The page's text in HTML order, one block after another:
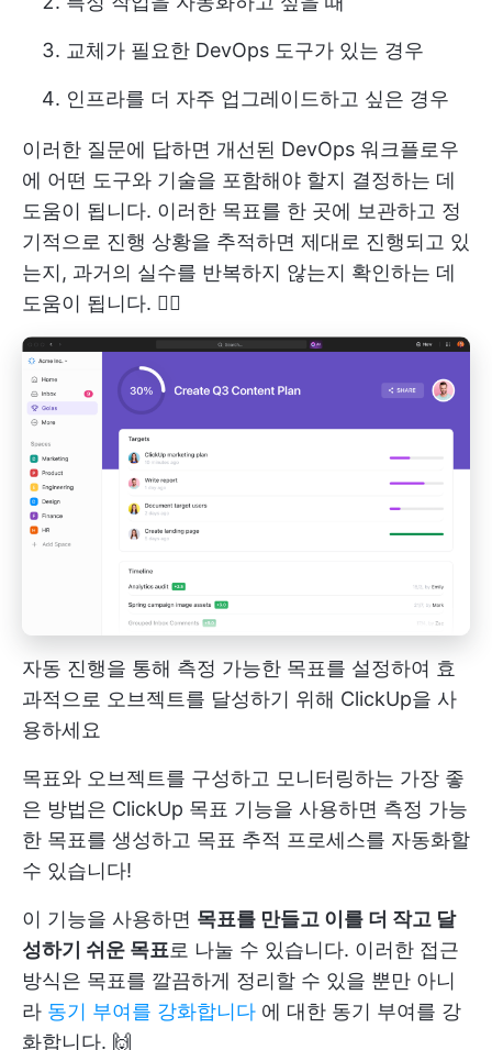
교체가 필요한 DevOps 도구가 있는 경우
인프라를 더 자주 업그레이드하고 싶은 경우
이러한 질문에 답하면 개선된 DevOps 워크플로우
에 어떤 도구와 기술을 포함해야 할지 결정하는 데
도움이 됩니다. 이러한 목표를 한 곳에 보관하고 정
기적으로 진행 상황을 추적하면 제대로 진행되고 있
는지, 과거의 실수를 반복하지 않는지 확인하는 데
도움이 됩니다. 🙅‍♀️
자동 진행을 통해 측정 가능한 목표를 설정하여 효
과적으로 오브젝트를 달성하기 위해 ClickUp을 사
용하세요
목표와 오브젝트를 구성하고 모니터링하는 가장 좋
은 방법은 ClickUp 목표 기능을 사용하면 측정 가능
한 목표를 생성하고 목표 추적 프로세스를 자동화할
수 있습니다!
이 기능을 사용하면 목표를 만들고 이를 더 작고 달
성하기 쉬운 목표로 나눌 수 있습니다. 이러한 접근
방식은 목표를 깔끔하게 정리할 수 있을 뿐만 아니
라 동기 부여를 강화합니다 에 대한 동기 부여를 강
화합니다. 🙌